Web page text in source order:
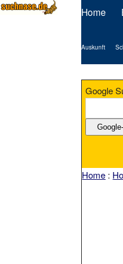
Home
Auskunft
Google
Home :